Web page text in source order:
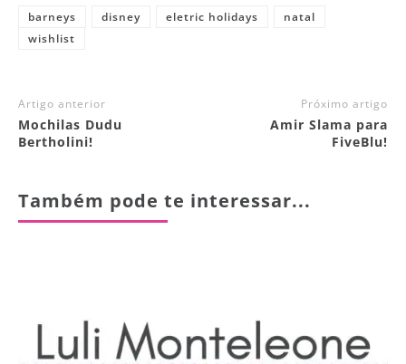
barneys disney eletric holidays
natal
wishlist
Artigo anterior
Mochilas Dudu
Bertholini!
Próximo artigo
Amir Slama para
FiveBlu!
Também pode te interessar...